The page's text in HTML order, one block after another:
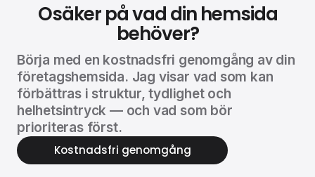
Osäker på vad din hemsida
behöver?
Börja med en kostnadsfri genomgång av din
företagshemsida. Jag visar vad som kan
förbättras i struktur, tydlighet och
helhetsintryck — och vad som bör
prioriteras först.
Kostnadsfri genomgång